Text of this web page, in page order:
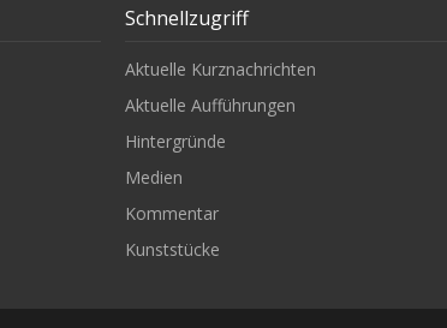
Schnellzugriff
Aktuelle Kurznachrichten
Aktuelle Aufführungen
Hintergründe
Medien
Kommentar
Kunststücke